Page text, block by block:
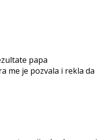
papa
me je pozvala i rekla da